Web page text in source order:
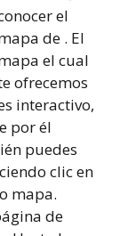
el
de . El
el cual
ofrecemos
interactivo,
por él
puedes
clic en
mapa.
de